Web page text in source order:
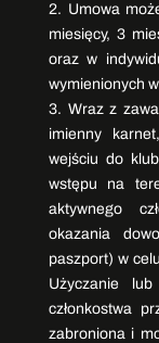
2. Umowa
miesięcy, 3
oraz w
wymienionych
3. Wraz z
imienny
wejściu do
wstępu na
aktywnego
okazania
paszport) w
Użyczanie
członkostwa
zabroniona i